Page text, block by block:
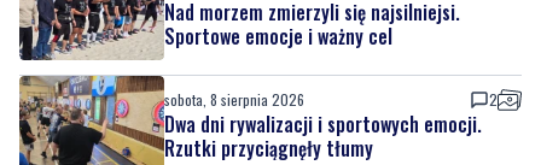
sobota, 8 sierpnia 2026
Dwa dni rywalizacji i sportowych emocji.
sobota, 8 sierpnia 2026
Drzewa pod lupą specjalistów. Sprawdzają